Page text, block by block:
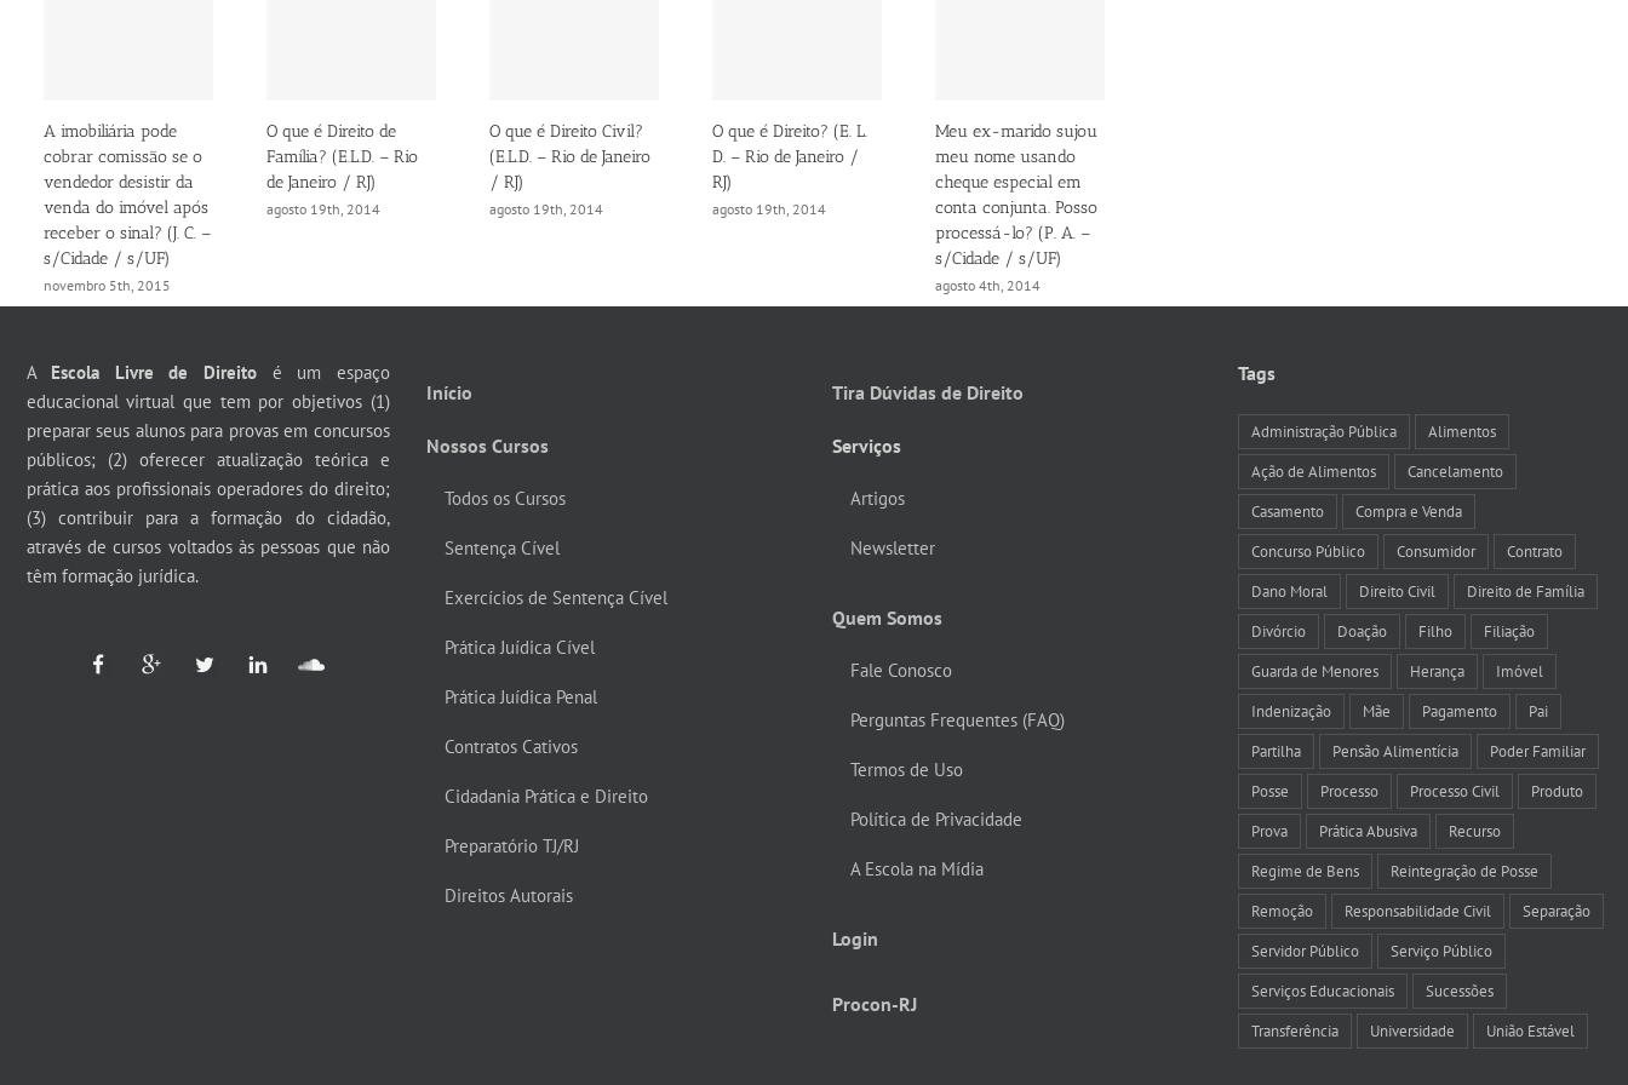
A imobiliária pode
cobrar comissão se o
vendedor desistir da
venda do imóvel após
receber o sinal? (J. C. –
s/Cidade / s/UF)
novembro 5th, 2015
O que é Direito de
Família? (E.L.D. – Rio
de Janeiro / RJ)
agosto 19th, 2014
O que é Direito Civil?
(E.L.D. – Rio de Janeiro
/ RJ)
agosto 19th, 2014
O que é Direito? (E. L.
D. – Rio de Janeiro /
RJ)
agosto 19th, 2014
Meu ex-marido sujou
meu nome usando
cheque especial em
conta conjunta. Posso
processá-lo? (P. A. –
s/Cidade / s/UF)
agosto 4th, 2014
A Escola Livre de Direito é um espaço
educacional virtual que tem por objetivos (1)
preparar seus alunos para provas em concursos
públicos; (2) oferecer atualização teórica e
prática aos profissionais operadores do direito;
(3) contribuir para a formação do cidadão,
através de cursos voltados às pessoas que não
têm formação jurídica.
Início
Nossos Cursos
Todos os Cursos
Sentença Cível
Exercícios de Sentença Cível
Prática Juídica Cível
Prática Juídica Penal
Contratos Cativos
Cidadania Prática e Direito
Preparatório TJ/RJ
Direitos Autorais
Tira Dúvidas de Direito
Serviços
Artigos
Newsletter
Quem Somos
Fale Conosco
Perguntas Frequentes (FAQ)
Termos de Uso
Política de Privacidade
A Escola na Mídia
Login
Procon-RJ
Tags
Administração Pública Alimentos
Ação de Alimentos Cancelamento
Casamento Compra e Venda
Concurso Público Consumidor Contrato
Dano Moral Direito Civil Direito de Família
Divórcio Doação Filho Filiação
Guarda de Menores Herança Imóvel
Indenização Mãe Pagamento Pai
Partilha Pensão Alimentícia Poder Familiar
Posse Processo Processo Civil Produto
Prova Prática Abusiva Recurso
Regime de Bens Reintegração de Posse
Remoção Responsabilidade Civil Separação
Servidor Público Serviço Público
Serviços Educacionais Sucessões
Transferência Universidade União Estável